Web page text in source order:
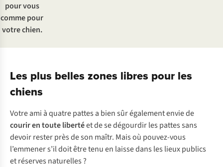
pour vous
comme pour
votre chien.
Les plus belles zones libres pour les
chiens
Votre ami à quatre pattes a bien sûr également envie de
courir en toute libertéet de se dégourdir les pattes sans
devoir rester près de son maîtr. Mais où pouvez-vous
l’emmener s’il doit être tenu en laisse dans les lieux publics
et réserves naturelles ?